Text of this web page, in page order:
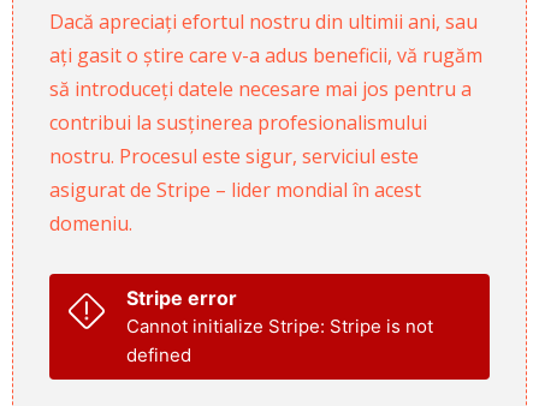
Dacă apreciați efortul nostru din ultimii ani, sau
ați gasit o știre care v-a adus beneficii, vă rugăm
să introduceți datele necesare mai jos pentru a
contribui la susținerea profesionalismului
nostru. Procesul este sigur, serviciul este
asigurat de Stripe – lider mondial în acest
domeniu.
Stripe error
Cannot initialize Stripe: Stripe is not
defined